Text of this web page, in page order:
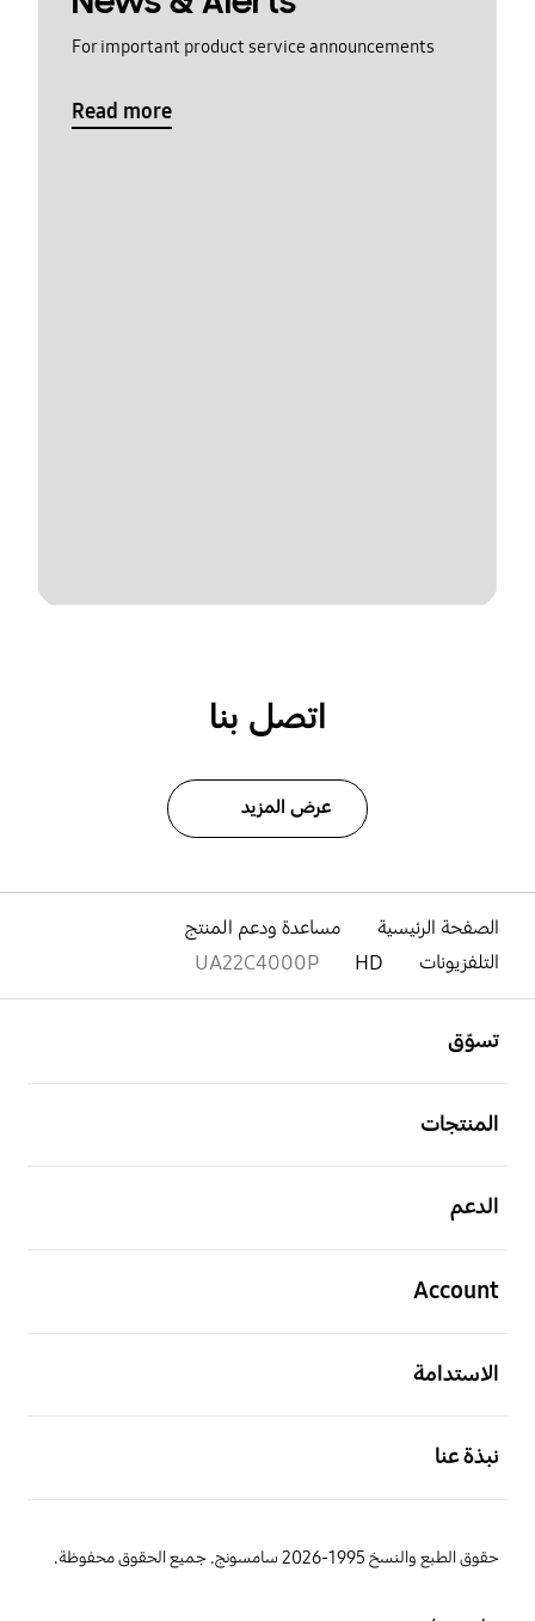
For important product service announcements
Read more
اتصل بنا
عرض المزيد
الصفحة الرئيسية
مساعدة ودعم المنتج
التلفزيونات
HD
UA22C4000P
تسوّق
المنتجات
الدعم
Account
الاستدامة
نبذة عنا
حقوق الطبع والنسخ 1995-2026 سامسونج. جميع الحقوق محفوظة.